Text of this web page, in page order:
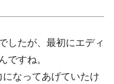
したが、最初にエディ
ですね。
なってあげていたけ